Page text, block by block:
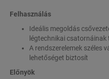
Felhasználás
Ideális megoldás
légtechnikai csatornáinak
A rendszerelemek széles
lehetőséget biztosít
Előnyök